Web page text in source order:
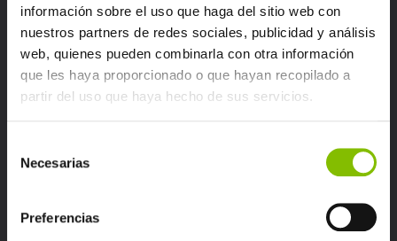
información sobre el uso que haga del sitio web con
nuestros partners de redes sociales, publicidad y análisis
web, quienes pueden combinarla con otra información
que les haya proporcionado o que hayan recopilado a
partir del uso que haya hecho de sus servicios.
Necesarias
Preferencias
simplemente a charlar.
Fue también donde sonó el primer
teléfono del pueblo — una línea que
unía a las personas cuando la distancia